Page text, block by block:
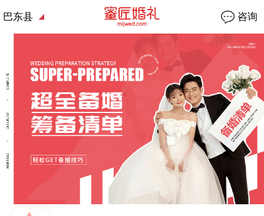
巴东县 咨询